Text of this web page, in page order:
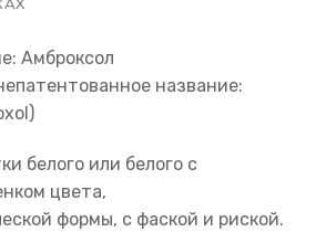
Амброксол
название:
белого или белого с
цвета,
формы, с фаской и риской.